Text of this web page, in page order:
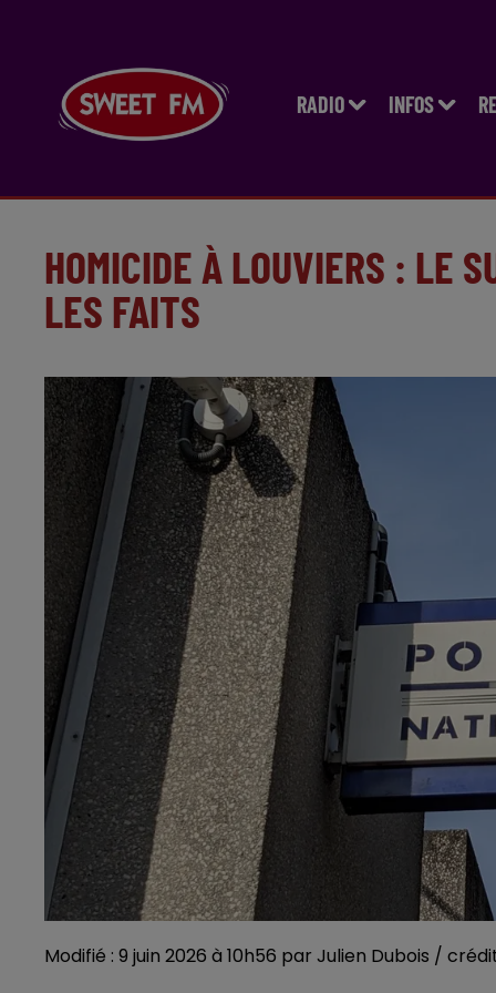
RADIO INFOS
HOMICIDE À LOUVIERS : LE
LES FAITS
Modifié : 9 juin 2026 à 10h56 par Julien Dubois /